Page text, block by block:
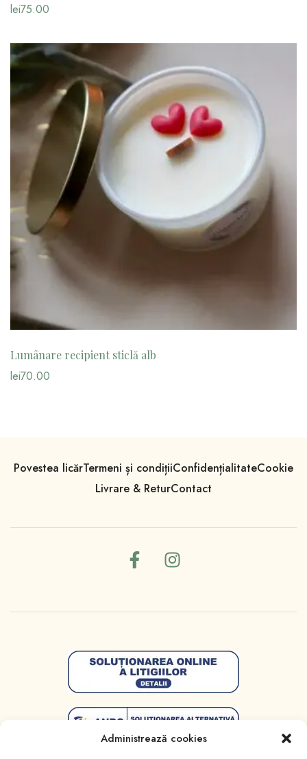
Administrează cookies
lei75.00
Lumânare recipient sticlă alb
lei70.00
Povestea licărTermeni și condițiiConfidențialitateCookie
Livrare & ReturContact